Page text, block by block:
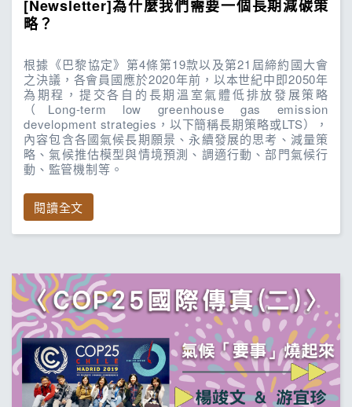
[Newsletter]為什麼我們需要一個長期減碳策
略？
根據《巴黎協定》第4條第19款以及第21屆締約國大會
之決議，各會員國應於2020年前，以本世紀中即2050年
為期程，提交各自的長期溫室氣體低排放發展策略
（Long-term low greenhouse gas emission
development strategies，以下簡稱長期策略或LTS），
內容包含各國氣候長期願景、永續發展的思考、減量策
略、氣候推估模型與情境預測、調適行動、部門氣候行
動、監管機制等。
閱讀全文